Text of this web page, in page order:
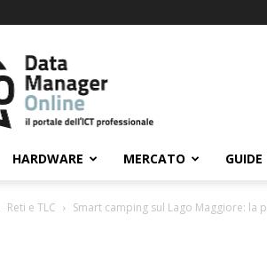
Data
Manager
Online
HARDWARE MERCATO GUIDE
Reti e TLC Smart camping sul Lago Maggiore: la